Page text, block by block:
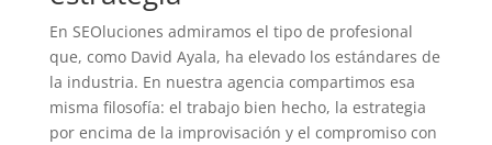
En SEOluciones admiramos el tipo de profesional
que, como David Ayala, ha elevado los estándares de
la industria. En nuestra agencia compartimos esa
misma filosofía: el trabajo bien hecho, la estrategia
por encima de la improvisación y el compromiso con